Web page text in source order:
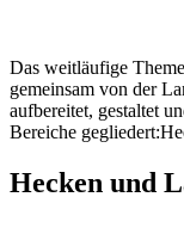
Das weitläufige
gemeinsam von der
aufbereitet, gestaltet
Bereiche
Hecken und